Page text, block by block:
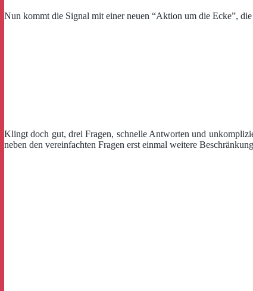
Nun kommt die Signal mit einer neuen “Aktion um die Ecke”,
Klingt doch gut, drei Fragen, schnelle Antworten und
neben den vereinfachten Fragen erst einmal weitere